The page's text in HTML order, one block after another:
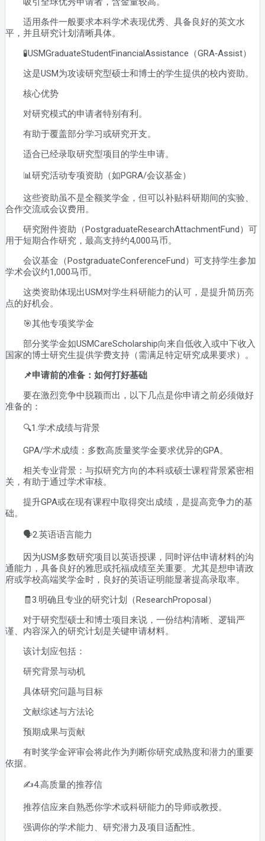
适用条件一般要求本科学术表现优秀、具备良好的英文水
平，并且研究计划清晰具体。
🧪USMGraduateStudentFinancialAssistance（GRA‑Assist）
这是USM为攻读研究型硕士和博士的学生提供的校内资助。
核心优势
对研究模式的申请者特别有利。
有助于覆盖部分学习或研究开支。
适合已经录取研究型项目的学生申请。
📊研究活动专项资助（如PGRA/会议基金）
这些资助虽不是全额奖学金，但可以补贴科研期间的实验、
合作交流或会议费用。
研究附件资助（PostgraduateResearchAttachmentFund）可
用于短期合作研究，最高支持约4,000马币。
会议基金（PostgraduateConferenceFund）可支持学生参加
学术会议约1,000马币。
这类资助体现出USM对学生科研能力的认可，是提升简历亮
点的好机会。
🎯其他专项奖学金
部分奖学金如USMCareScholarship向来自低收入或中下收入
国家的博士研究生提供学费支持（需满足特定研究成果要求）。
📌申请前的准备：如何打好基础
要在激烈竞争中脱颖而出，以下几点是你申请之前必须做好
准备的：
🔍1.学术成绩与背景
GPA/学术成绩：多数高质量奖学金要求优异的GPA。
相关专业背景：与拟研究方向的本科或硕士课程背景紧密相
关，有助于通过学术审核。
提升GPA或在现有课程中取得突出成绩，是提高竞争力的基
础。
🗣2.英语语言能力
因为USM多数研究项目以英语授课，同时评估申请材料的沟
通能力，具备良好的雅思或托福成绩至关重要。尤其是想申请政
府或学校高端奖学金时，良好的英语证明能显著提高录取率。
🧾3.明确且专业的研究计划（ResearchProposal）
对于研究型硕士和博士项目来说，一份结构清晰、逻辑严
谨、内容深入的研究计划是关键申请材料。
该计划应包括：
研究背景与动机
具体研究问题与目标
文献综述与方法论
预期成果与贡献
有时奖学金评审会将此作为判断你研究成熟度和潜力的重要
依据。
✍️4.高质量的推荐信
推荐信应来自熟悉你学术或科研能力的导师或教授。
强调你的学术能力、研究潜力及项目适配性。